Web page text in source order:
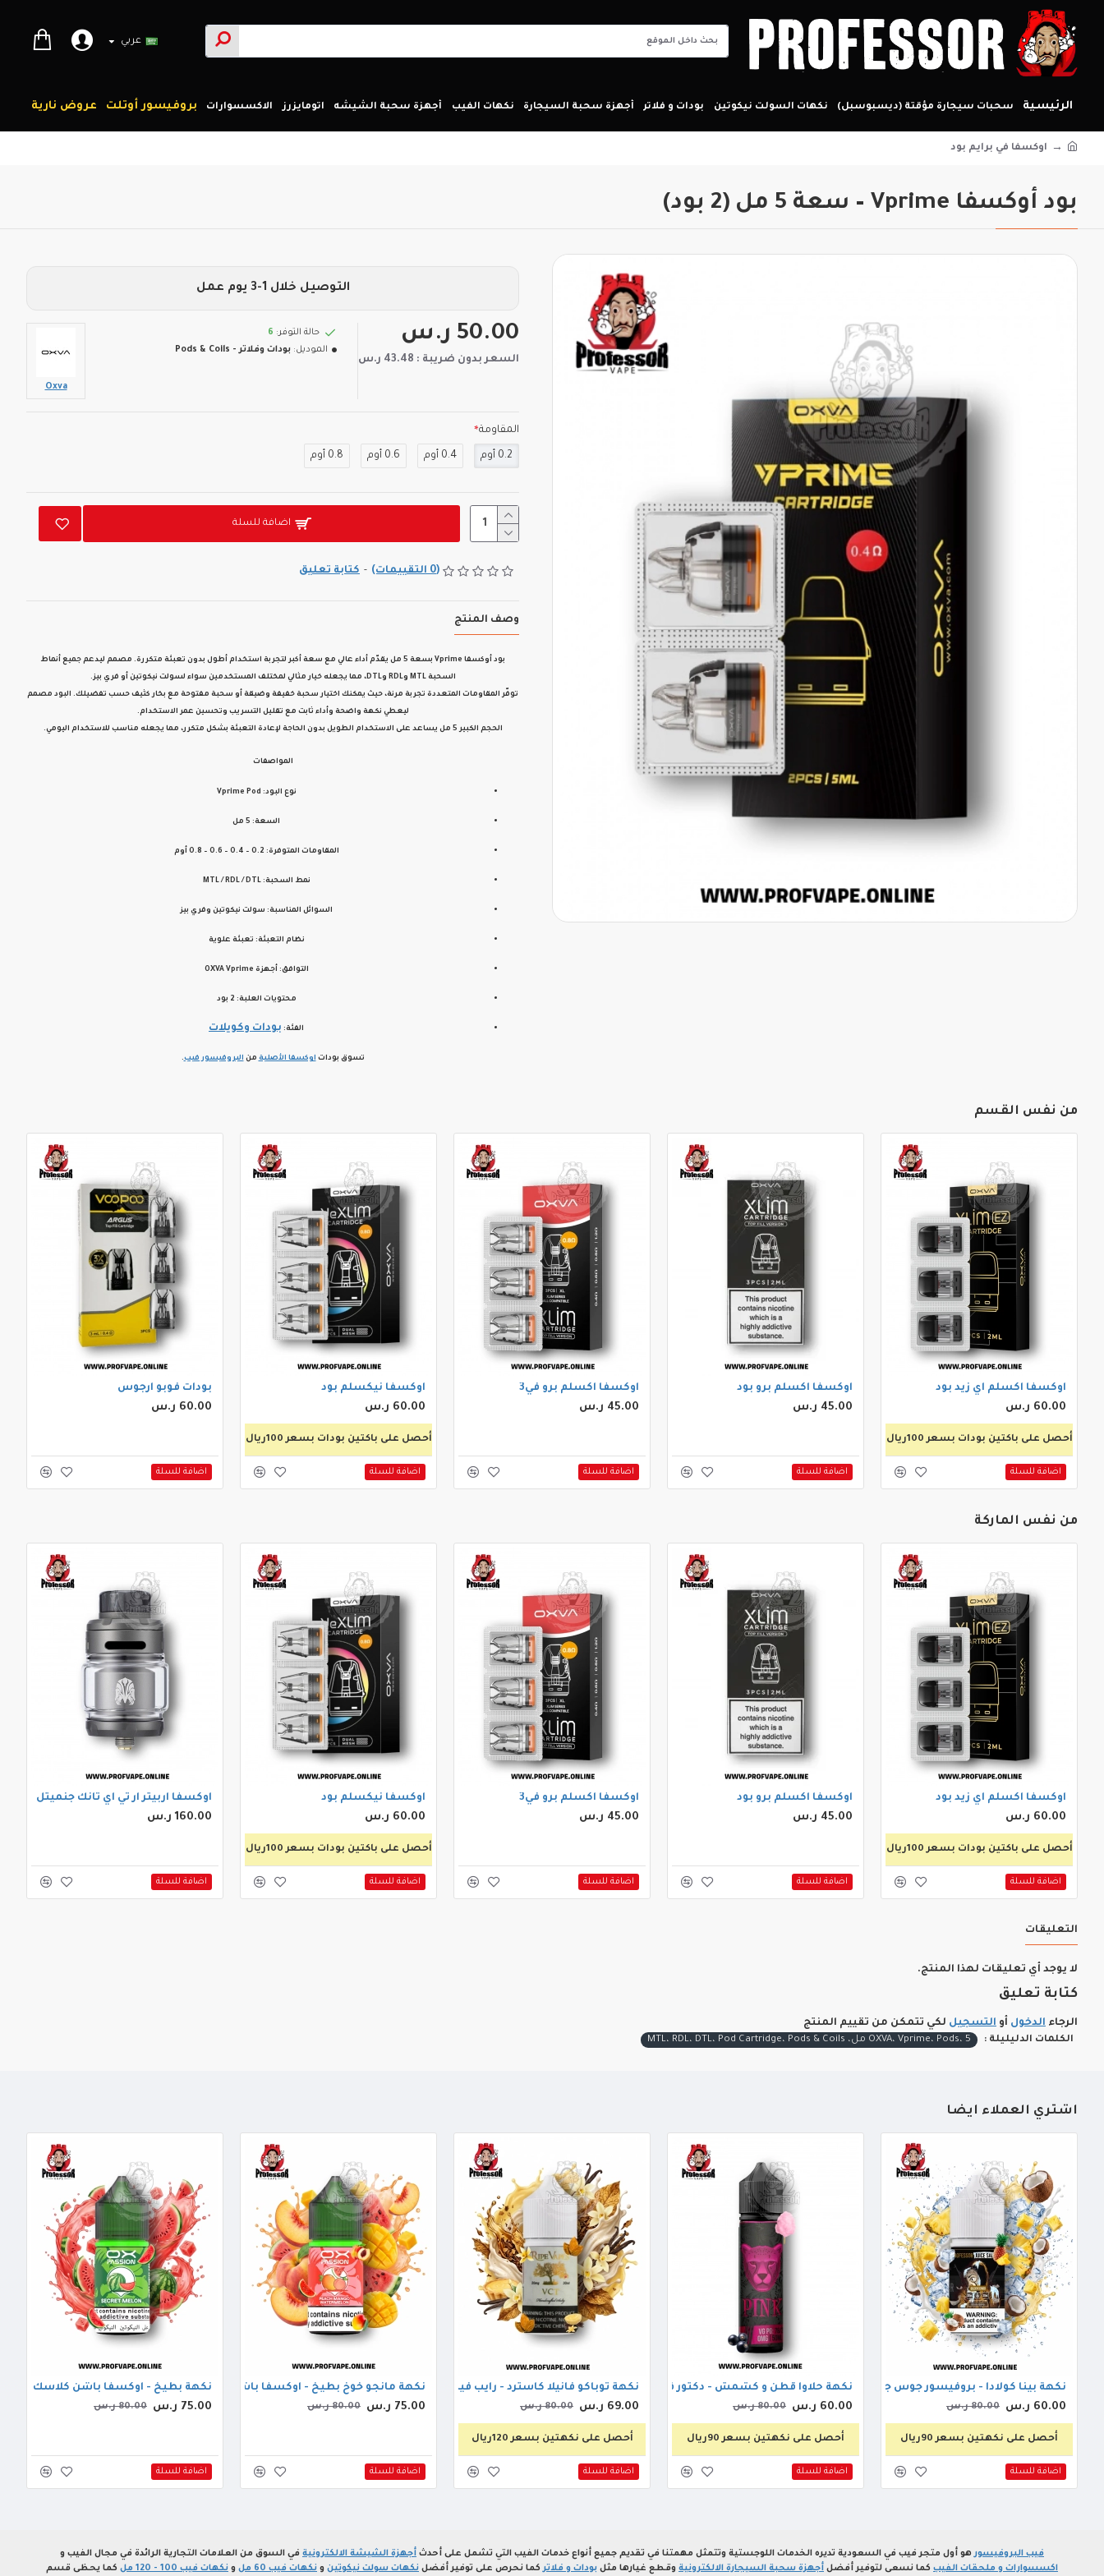
عربي
الرئيسية سحبات سيجارة مؤقتة (ديسبوسبل) نكهات السولت نيكوتين بودات و فلاتر أجهزة سحبة السيجارة نكهات الفيب أجهزة سحبة الشيشه اتومايزرز الاكسسوارات بروفيسور أوتلت عروض نارية
اوكسفا في برايم بود
بود أوكسفا Vprime – سعة 5 مل (2 بود)
(0 التقييمات) - كتابة تعليق
50.00 ر.س
السعر بدون ضريبة : 43.48 ر.س
حالة التوفر: 6
الموديل: بودات وفلاتر - Pods & Coils
Oxva
المقاومة
0.2 أوم 0.4 أوم 0.6 أوم 0.8 أوم
التوصيل خلال 1-3 يوم عمل
اضافة للسلة
وصف المنتج
بود أوكسفا Vprime بسعة 5 مل يقدّم أداء عالي مع سعة أكبر لتجربة استخدام أطول بدون تعبئة متكررة. مصمم ليدعم جميع أنماط
السحبة MTL وRDL وDTL، مما يجعله خيار مثالي لمختلف المستخدمين سواء لسولت نيكوتين أو فري بيز.
توفّر المقاومات المتعددة تجربة مرنة، حيث يمكنك اختيار سحبة خفيفة وضيقة أو سحبة مفتوحة مع بخار كثيف حسب تفضيلك. البود مصمم
ليعطي نكهة واضحة وأداء ثابت مع تقليل التسريب وتحسين عمر الاستخدام.
الحجم الكبير 5 مل يساعد على الاستخدام الطويل بدون الحاجة لإعادة التعبئة بشكل متكرر، مما يجعله مناسب للاستخدام اليومي.
المواصفات
نوع البود:
السعة:
المقاومات المتوفرة:
نمط السحبة: MTL / RDL / DTL
السوائل المناسبة: سولت نيكوتين وفري بيز
نظام التعبئة: تعبئة علوية
التوافق: أجهزة OXVA Vprime
محتويات العلبة:
الفئة: بودات وكويلات
تسوق بوداتاوكسفا الأصليةمنالبروفيسور فيب.
من نفس القسم
اوكسفا اكسلم اي زيد بود
60.00 ر.س
أحصل على باكتين بودات بسعر 100ريال
اضافة للسلة
اوكسفا اكسلم برو بود
45.00 ر.س
اضافة للسلة
اوكسفا اكسلم برو في3
45.00 ر.س
اضافة للسلة
اوكسفا نيكسلم بود
60.00 ر.س
أحصل على باكتين بودات بسعر 100ريال
اضافة للسلة
بودات فوبو ارجوس
60.00 ر.س
اضافة للسلة
من نفس الماركة
اوكسفا اكسلم اي زيد بود
60.00 ر.س
أحصل على باكتين بودات بسعر 100ريال
اضافة للسلة
اوكسفا اكسلم برو بود
45.00 ر.س
اضافة للسلة
اوكسفا اكسلم برو في3
45.00 ر.س
اضافة للسلة
اوكسفا نيكسلم بود
60.00 ر.س
أحصل على باكتين بودات بسعر 100ريال
اضافة للسلة
اوكسفا اربيتر ار تي اي تانك جنميتل
160.00 ر.س
اضافة للسلة
التعليقات
لا يوجد أي تعليقات لهذا المنتج.
كتابة تعليق
الرجاء الدخول أو التسجيل لكي تتمكن من تقييم المنتج
الكلمات الدليليلة : OXVA، Vprime، Pods، 5 مل، MTL، RDL، DTL، Pod Cartridge، Pods & Coils
أشتري العملاء أيضاً
نكهة بينا كولادا - بروفيسور جوس جولدين دنفر ايس 30مل
60.00 ر.س 80.00 ر.س
أحصل على نكهتين بسعر 90ريال
اضافة للسلة
نكهة حلاوا قطن و كشمش - دكتور فيب بينك بانثر اوريجنال 60مل 3ملجم
60.00 ر.س 80.00 ر.س
أحصل على نكهتين بسعر 90ريال
اضافة للسلة
نكهة توباكو فانيلا كاسترد - رايب فيبز في سي تي 30مل
69.00 ر.س 80.00 ر.س
أحصل على نكهتين بسعر 120ريال
اضافة للسلة
نكهة مانجو خوخ بطيخ - اوكسفا باشن كلاسك سيرس مانجو خوخ بطيخ 30مل
75.00 ر.س 80.00 ر.س
اضافة للسلة
نكهة بطيخ - اوكسفا باشن كلاسك سيرس
75.00 ر.س 80.00 ر.س
اضافة للسلة
فيب البروفيسورهو أول متجر فيب في السعودية تديره الخدمات اللوجستية وتتمثل مهمتنا في تقديم جميع أنواع خدمات الفيب التي تشمل على أحدث أجهزة الشيشة الالكترونية في السوق من العلامات التجارية الرائدة في مجال الفيب و
اكسسوارات و ملحقات الفيب كما نسعى لتوفير أفضل أجهزة سحبة السيجارة الالكترونية وقطع غيارها مثل بودات و فلاتركما نحرص على توفير أفضل نكهات سولت نيكوتين و نكهات فيب 60 مل و نكهات فيب 100 - 120 مل كما يحظى قسم